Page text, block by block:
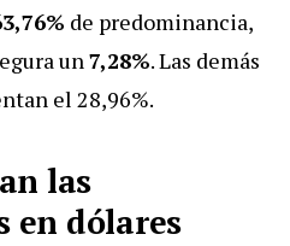
de predominancia,
un7,28%. Las demás
el 28,96%.
las
en dólares